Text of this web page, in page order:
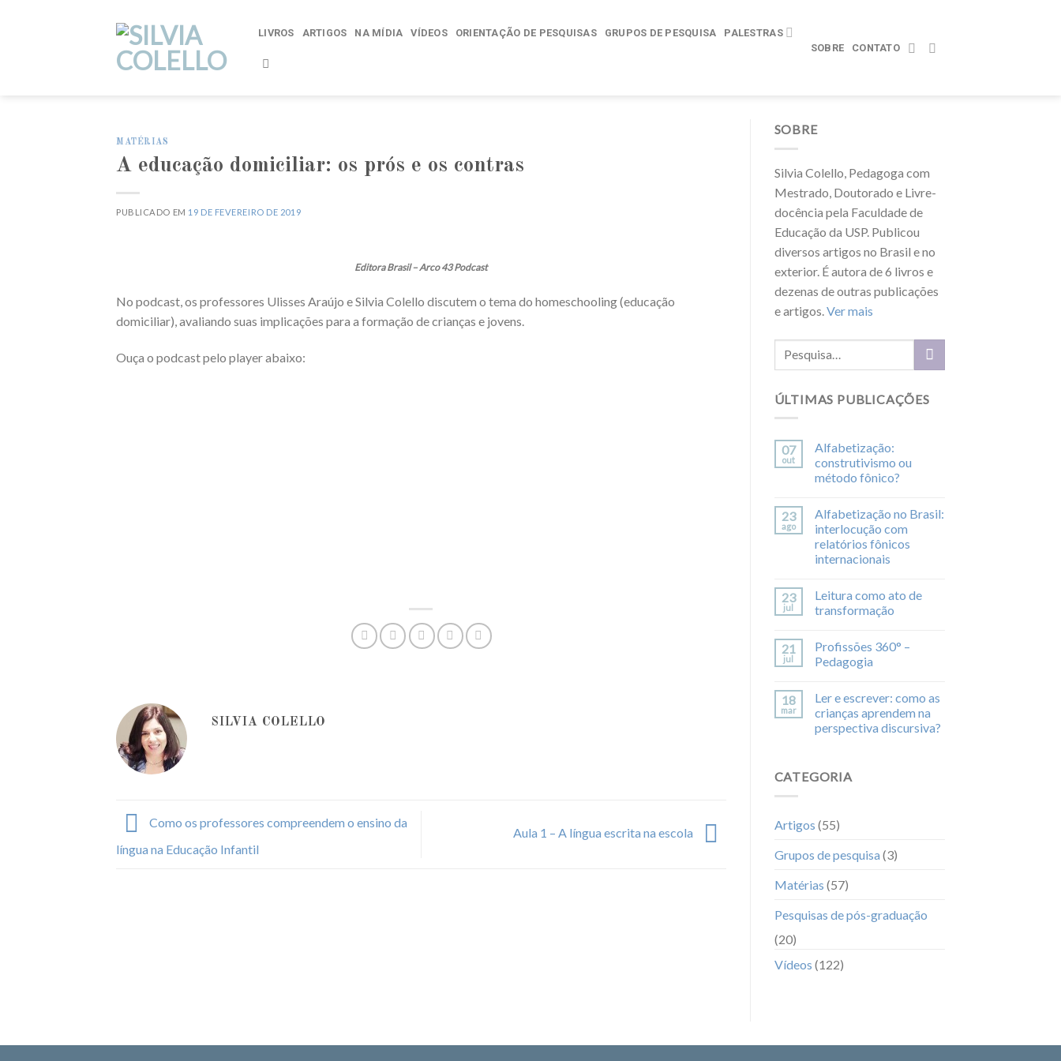
LIVROS ARTIGOS NA MÍDIA VÍDEOS ORIENTAÇÃO DE PESQUISAS GRUPOS DE PESQUISA
PALESTRAS
SOBRE
CONTATO
MATÉRIAS
A educação domiciliar: os prós e os contras
PUBLICADO EM 19 DE FEVEREIRO DE 2019
Editora Brasil – Arco 43 Podcast
No podcast, os professores Ulisses Araújo e Silvia Colello discutem o tema do homeschooling (educação
domiciliar), avaliando suas implicações para a formação de crianças e jovens.
Ouça o podcast pelo player abaixo:
SILVIA COLELLO
Como os professores compreendem o ensino da
língua na Educação Infantil
Aula 1 – A língua escrita na escola
SOBRE
Silvia Colello, Pedagoga com
Mestrado, Doutorado e Livre-
docência pela Faculdade de
Educação da USP. Publicou
diversos artigos no Brasil e no
exterior. É autora de 6 livros e
dezenas de outras publicações
e artigos. Ver mais
ÚLTIMAS PUBLICAÇÕES
07
out
Alfabetização:
construtivismo ou
método fônico?
23
ago
Alfabetização no Brasil:
interlocução com
relatórios fônicos
internacionais
23
jul
Leitura como ato de
transformação
21
jul
Profissões 360° –
Pedagogia
18
mar
Ler e escrever: como as
crianças aprendem na
perspectiva discursiva?
CATEGORIA
Artigos (55)
Grupos de pesquisa (3)
Matérias (57)
Pesquisas de pós-graduação
(20)
Vídeos (122)